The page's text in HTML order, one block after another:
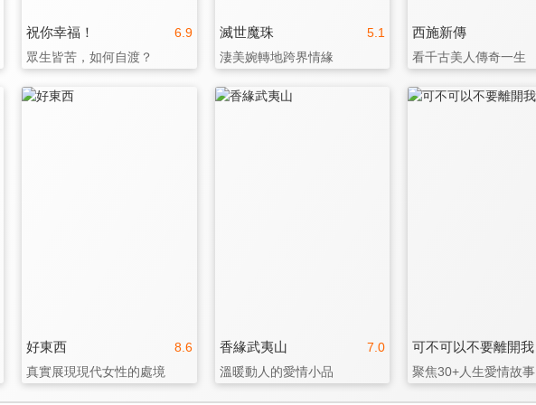
6.9
祝你幸福！
眾生皆苦，如何自渡？
5.1
滅世魔珠
淒美婉轉地跨界情緣
西施新傳
看千古美人傳奇一生
8.6
好東西
真實展現現代女性的處境
7.0
香緣武夷山
溫暖動人的愛情小品
可不可以不要離開我
聚焦30+人生愛情故事